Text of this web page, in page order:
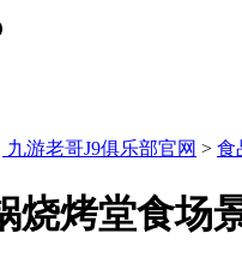
九游老哥J9俱乐部官网 > 食
烧烤堂食场